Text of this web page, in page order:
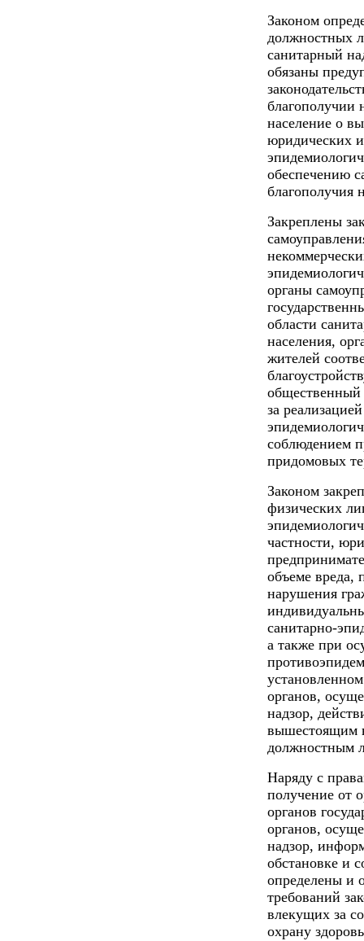
Законом
должностных
санитарный
обязаны
благополучии
население о
юридических
обеспечению
благополучия
Закреплены
органы
области
населения,
жителей
общественный
за
соблюдением
придомовых
Законом
физических
частности,
объеме вреда,
нарушения
санитарно-
а также при
органов,
надзор,
вышестоящим
должностным
Наряду с
получение от
органов
органов,
надзор,
обстановке и
определены и
требований
влекущих за
охрану